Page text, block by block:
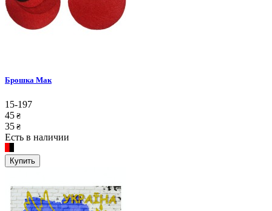
Брошка Мак
15-197
45 ₴
35 ₴
Есть в наличии
Купить